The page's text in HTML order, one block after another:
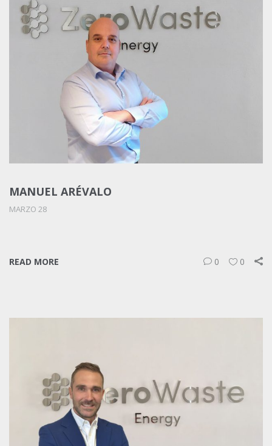
MANUEL ARÉVALO
MARZO 28
READ MORE 0 0